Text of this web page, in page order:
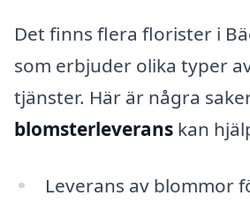
Det finns flera florister i
som erbjuder olika typer
tjänster. Här är några
blomsterleverans kan
Leverans av blommor